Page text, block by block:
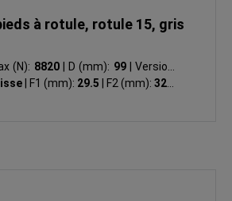
à rotule, rotule 15, gris
(N): 8820 D (mm): 99
Version:
F1 (mm): 29.5 F2 (mm):32.5